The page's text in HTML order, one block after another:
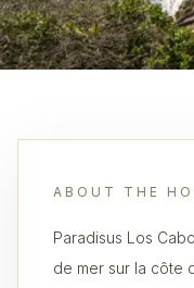
ABOUT THE
Paradisus Los
de mer sur la côte